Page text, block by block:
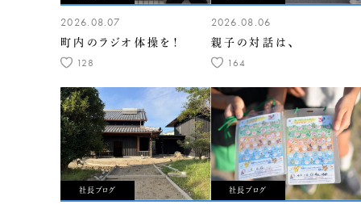
2026.08.07
町内のラジオ体操を！
128
2026.08.06
親子の対話は、
164
社長ブログ 社長ブログ